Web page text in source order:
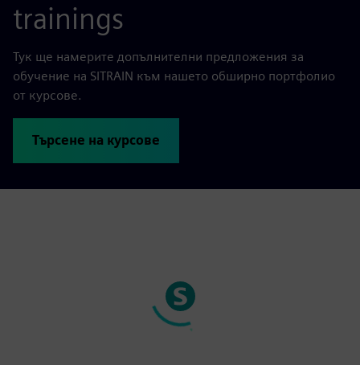
trainings
Тук ще намерите допълнителни предложения за
обучение на SITRAIN към нашето обширно портфолио
от курсове.
Търсене на курсове